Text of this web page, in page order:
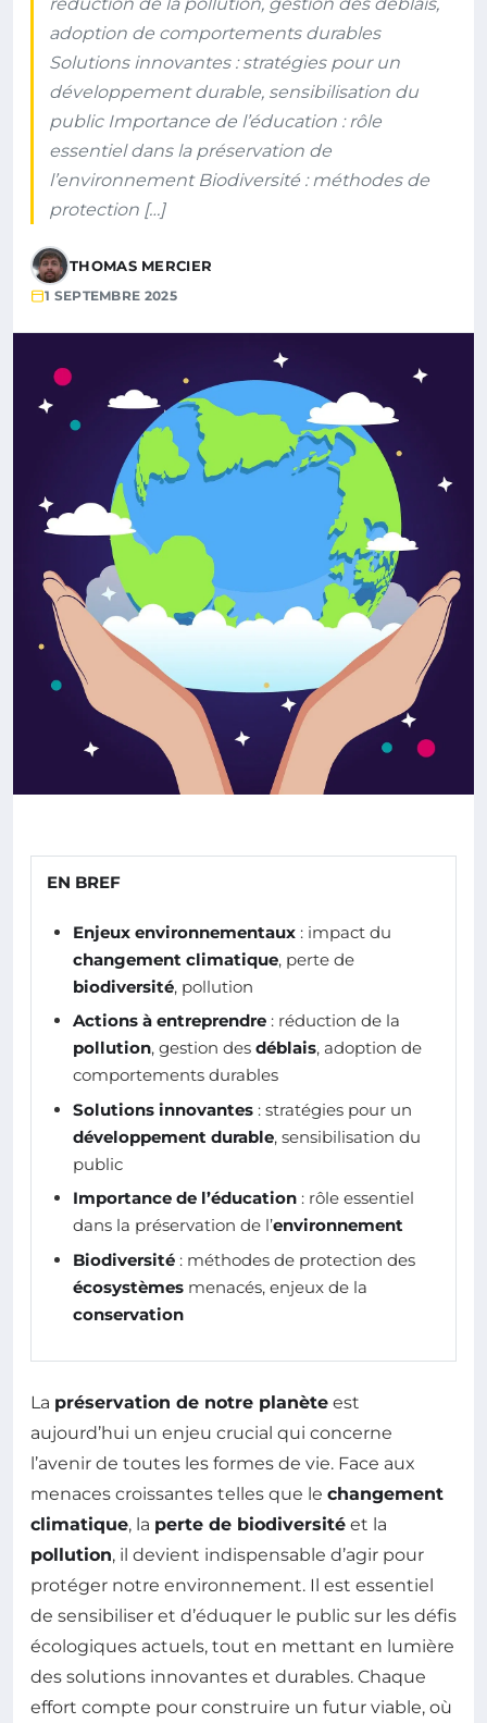
adoption de comportements durables
Solutions innovantes : stratégies pour un
développement durable, sensibilisation du
public Importance de l’éducation : rôle
essentiel dans la préservation de
l’environnement Biodiversité : méthodes de
protection […]
THOMAS MERCIER
1 SEPTEMBRE 2025
EN BREF
Enjeux environnementaux : impact du
changement climatique, perte de
biodiversité, pollution
Actions à entreprendre : réduction de la
pollution, gestion des déblais, adoption de
comportements durables
Solutions innovantes : stratégies pour un
développement durable, sensibilisation du
public
Importance de l’éducation : rôle essentiel
dans la préservation de l’environnement
Biodiversité : méthodes de protection des
écosystèmes menacés, enjeux de la
conservation
La préservation de notre planète est
aujourd’hui un enjeu crucial qui concerne
l’avenir de toutes les formes de vie. Face aux
menaces croissantes telles que le changement
climatique, la perte de biodiversité et la
pollution, il devient indispensable d’agir pour
protéger notre environnement. Il est essentiel
de sensibiliser et d’éduquer le public sur les défis
écologiques actuels, tout en mettant en lumière
des solutions innovantes et durables. Chaque
effort compte pour construire un futur viable, où